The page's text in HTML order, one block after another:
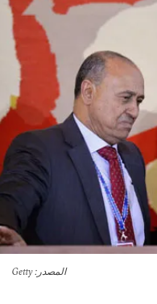
المصدر : Getty